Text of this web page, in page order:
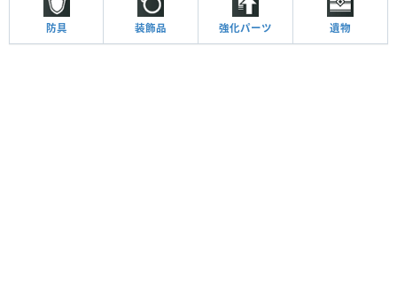
防具 装飾品 強化パーツ 遺物